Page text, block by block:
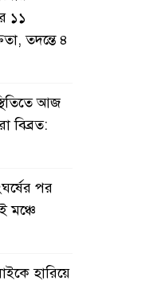
১১
তদন্তে ৪
আজ
বিব্রত:
পর
মঞ্চে
হারিয়ে